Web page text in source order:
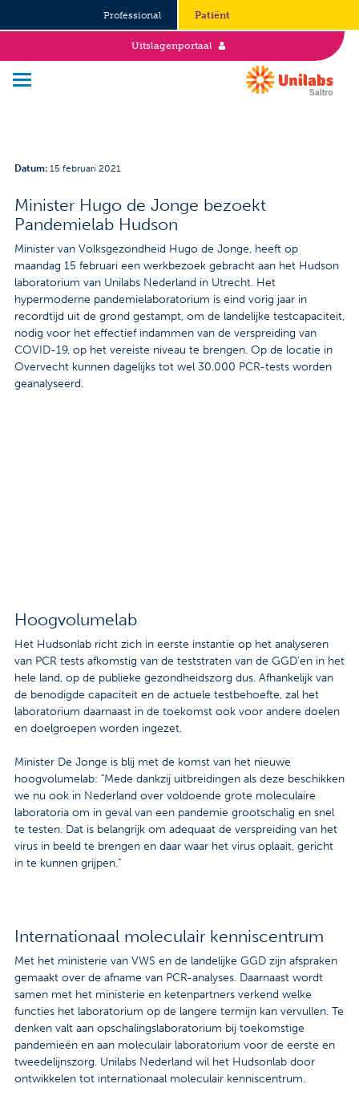
Professional Patiënt
Uitslagenportaal
Duurzaamheid en Good Governance
Werken bij
Stages
Vacatures
Contact
Praktische informatie
Onderzoeken
Trombosedienst
Datum: 15 februari 2021
Minister Hugo de Jonge bezoekt
Pandemielab Hudson
Minister van Volksgezondheid Hugo de Jonge, heeft op
maandag 15 februari een werkbezoek gebracht aan het Hudson
laboratorium van Unilabs Nederland in Utrecht. Het
hypermoderne pandemielaboratorium is eind vorig jaar in
recordtijd uit de grond gestampt, om de landelijke testcapaciteit,
nodig voor het effectief indammen van de verspreiding van
COVID-19, op het vereiste niveau te brengen. Op de locatie in
Overvecht kunnen dagelijks tot wel 30.000 PCR-tests worden
geanalyseerd.
Hoogvolumelab
Het Hudsonlab richt zich in eerste instantie op het analyseren
van PCR tests afkomstig van de teststraten van de GGD’en in het
hele land, op de publieke gezondheidszorg dus. Afhankelijk van
de benodigde capaciteit en de actuele testbehoefte, zal het
laboratorium daarnaast in de toekomst ook voor andere doelen
en doelgroepen worden ingezet.
Minister De Jonge is blij met de komst van het nieuwe
hoogvolumelab: "Mede dankzij uitbreidingen als deze beschikken
we nu ook in Nederland over voldoende grote moleculaire
laboratoria om in geval van een pandemie grootschalig en snel
te testen. Dat is belangrijk om adequaat de verspreiding van het
virus in beeld te brengen en daar waar het virus oplaait, gericht
in te kunnen grijpen."
Internationaal moleculair kenniscentrum
Met het ministerie van VWS en de landelijke GGD zijn afspraken
gemaakt over de afname van PCR-analyses. Daarnaast wordt
samen met het ministerie en ketenpartners verkend welke
functies het laboratorium op de langere termijn kan vervullen. Te
denken valt aan opschalingslaboratorium bij toekomstige
pandemieën en aan moleculair laboratorium voor de eerste en
tweedelijnszorg. Unilabs Nederland wil het Hudsonlab door
ontwikkelen tot internationaal moleculair kenniscentrum.